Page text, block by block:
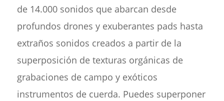
de 14.000 sonidos que abarcan desde
profundos drones y exuberantes pads hasta
extraños sonidos creados a partir de la
superposición de texturas orgánicas de
grabaciones de campo y exóticos
instrumentos de cuerda. Puedes superponer